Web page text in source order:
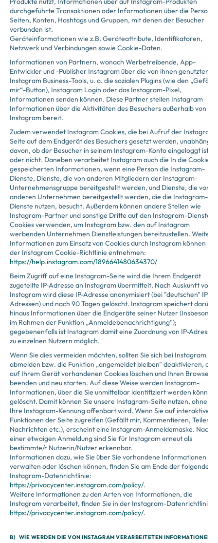
durchgeführte Transaktionen oder Informationen über die
Seiten, Konten, Hashtags und Gruppen, mit denen der Besucher
verbunden ist.
Geräteinformationen wie z.B. Geräteattribute, Identifikatoren,
Netzwerk und Verbindungen sowie Cookie-Daten.
Informationen von Partnern, wonach Werbetreibende, App-
Entwickler und ‑Publisher Instagram über die von ihnen genutzten
Instagram Business-Tools, u. a. die sozialen Plugins (wie den „Gefällt
mir“-Button), Instagram Login oder das Instagram-Pixel,
Informationen senden können. Diese Partner stellen Instagram
Informationen über die Aktivitäten des Besuchers außerhalb von
Instagram bereit.
Zudem verwendet Instagram Cookies, die bei Aufruf der Instagram-
Seite auf dem Endgerät des Besuchers gesetzt werden, unabhängig
davon, ob der Besucher in seinem Instagram-Konto eingeloggt ist
oder nicht. Daneben verarbeitet Instagram auch die In die Cookies
gespeicherten Informationen, wenn eine Person die Instagram-
Dienste, Dienste, die von anderen Mitgliedern der Instagram-
Unternehmensgruppe bereitgestellt werden, und Dienste, die von
anderen Unternehmen bereitgestellt werden, die die Instagram-
Dienste nutzen, besucht. Außerdem können andere Stellen wie
Instagram-Partner und sonstige Dritte auf den Instagram-Diensten
Cookies verwenden, um Instagram bzw. den auf Instagram
werbenden Unternehmen Dienstleistungen bereitzustellen. Weitere
Informationen zum Einsatz von Cookies durch Instagram können Sie
der Instagram Cookie-Richtlinie entnehmen:
https://help.instagram.com/1896641480634370/
Beim Zugriff auf eine Instagram-Seite wird die Ihrem Endgerät
zugeteilte IP-Adresse an Instagram übermittelt. Nach Auskunft von
Instagram wird diese IP-Adresse anonymisiert (bei "deutschen" IP-
Adressen) und nach 90 Tagen gelöscht. Instagram speichert
hinaus Informationen über die Endgeräte seiner Nutzer
im Rahmen der Funktion „Anmeldebenachrichtigung“);
gegebenenfalls ist Instagram damit eine Zuordnung von IP-Adressen
zu einzelnen Nutzern möglich.
Wenn Sie dies vermeiden möchten, sollten Sie sich bei Instagram
abmelden bzw. die Funktion „angemeldet bleiben" deaktivieren, die
auf Ihrem Gerät vorhandenen Cookies löschen und Ihren Browser
beenden und neu starten. Auf diese Weise werden Instagram-
Informationen, über die Sie unmittelbar identifiziert werden können,
gelöscht. Damit können Sie unsere Instagram-Seite nutzen, ohne
Ihre Instagram-Kennung offenbart wird. Wenn Sie auf interaktive
Funktionen der Seite zugreifen (Gefällt mir, Kommentieren, Teilen,
Nachrichten etc.), erscheint eine Instagram-Anmeldemaske. Nach
einer etwaigen Anmeldung sind Sie für Instagram erneut als
bestimmte/r Nutzerin/Nutzer erkennbar.
Informationen dazu, wie Sie über Sie vorhandene Informationen
verwalten oder löschen können, finden Sie am Ende der folgenden
Instagram-Datenrichtlinie:
https://privacycenter.instagram.com/policy/.
Weitere Informationen zu den Arten von Informationen, die
Instagram verarbeitet, finden Sie in der Instagram-Datenrichtlinie:
https://privacycenter.instagram.com/policy/.
B) WIE WERDEN DIE VON INSTAGRAM VERARBEITETEN INFORMATIONEN